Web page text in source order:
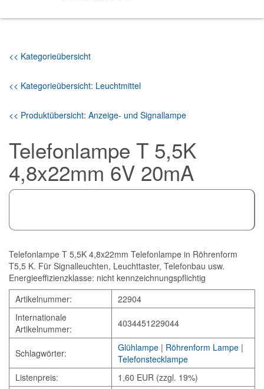
<< Kategorieübersicht
<< Kategorieübersicht: Leuchtmittel
<< Produktübersicht: Anzeige- und Signallampe
Telefonlampe T 5,5K
4,8x22mm 6V 20mA
Telefonlampe T 5,5K 4,8x22mm Telefonlampe in Röhrenform
T5,5 K. Für Signalleuchten, Leuchttaster, Telefonbau usw.
Energieeffizienzklasse: nicht kennzeichnungspflichtig
Artikelnummer:
22904
Internationale
Artikelnummer:
4034451229044
Schlagwörter: Glühlampe | Röhrenform Lampe |
Telefonstecklampe
Listenpreis:
1,60 EUR (zzgl. 19%)